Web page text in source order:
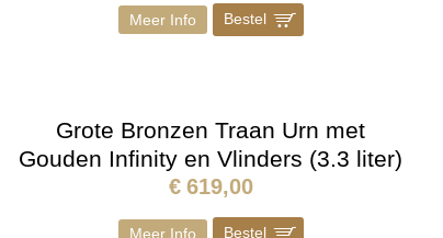
Meer Info Bestel ]
Grote Bronzen Traan Urn met
Gouden Infinity en Vlinders (3.3 liter)
€ 619,00
Meer Info Bestel ]